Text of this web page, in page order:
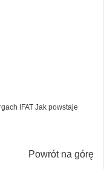
IFAT Jak powstaje
Powrót na górę